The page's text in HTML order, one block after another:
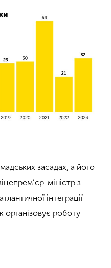
засадах, а його
міністр з
інтеграції
організовує роботу